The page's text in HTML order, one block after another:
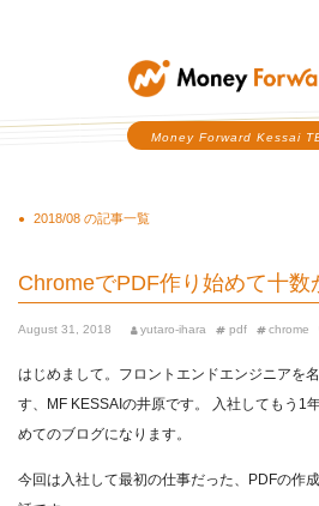
Money Forward
Money Forward Kessai
2018/08 の記事一覧
ChromeでPDF作り始めて十数
August 31, 2018 yutaro-ihara pdf chrome
はじめまして。フロントエンドエンジニアを
す、MF KESSAIの井原です。 入社してもう1
めてのブログになります。
今回は入社して最初の仕事だった、PDFの作